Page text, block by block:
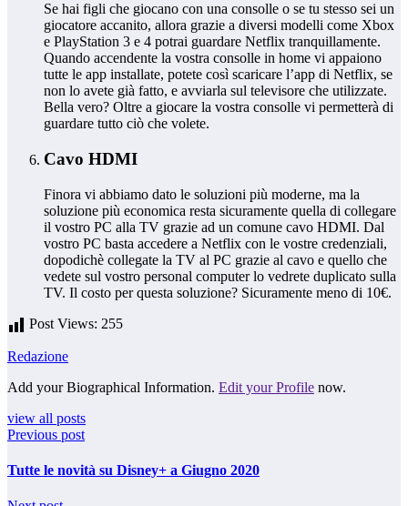
Se hai figli che giocano con una consolle o se tu stesso sei un
giocatore accanito, allora grazie a diversi modelli come Xbox
e PlayStation 3 e 4 potrai guardare Netflix tranquillamente.
Quando accendente la vostra consolle in home vi appaiono
tutte le app installate, potete così scaricare l’app di Netflix, se
non lo avete già fatto, e avviarla sul televisore che utilizzate.
Bella vero? Oltre a giocare la vostra consolle vi permetterà di
guardare tutto ciò che volete.
Cavo HDMI
Finora vi abbiamo dato le soluzioni più moderne, ma la
soluzione più economica resta sicuramente quella di collegare
il vostro PC alla TV grazie ad un comune cavo HDMI. Dal
vostro PC basta accedere a Netflix con le vostre credenziali,
dopodichè collegate la TV al PC grazie al cavo e quello che
vedete sul vostro personal computer lo vedrete duplicato sulla
TV. Il costo per questa soluzione? Sicuramente meno di 10€.
Post Views: 255
Redazione
Add your Biographical Information. Edit your Profile now.
view all posts
Previous post
Tutte le novità su Disney+ a Giugno 2020